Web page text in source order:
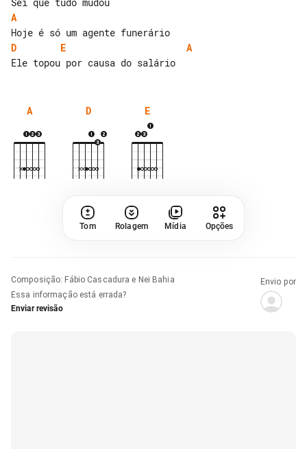
A
D
E
A
A D E
Tom Rolagem Mídia Opções
Composição: Fábio Cascadura e Nei Bahia
Essa informação está errada?
Enviar revisão
Envio por